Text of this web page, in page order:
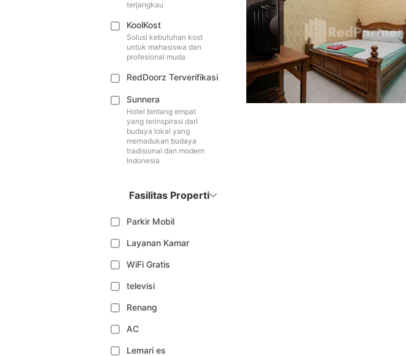
terjangkau
KoolKost
Solusi kebutuhan kost
untuk mahasiswa dan
profesional muda
RedDoorz Terverifikasi
Sunnera
Hotel bintang empat
yang terinspirasi dari
budaya lokal yang
memadukan budaya
tradisional dan modern
Indonesia
Fasilitas Properti
Parkir Mobil
Layanan Kamar
WiFi Gratis
televisi
Renang
AC
Lemari es